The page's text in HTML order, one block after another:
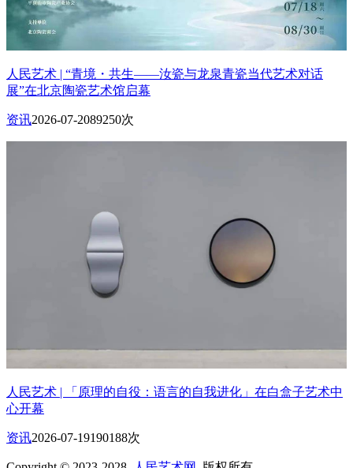
人民艺术 | “青境・共生——汝瓷与龙泉青瓷当代艺术对话
展”在北京陶瓷艺术馆启幕
资讯2026-07-2089250次
人民艺术 | 「原理的自役：语言的自我进化」在白盒子艺术中
心开幕
资讯2026-07-19190188次